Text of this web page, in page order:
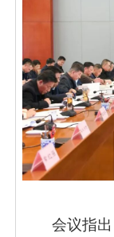
会议指